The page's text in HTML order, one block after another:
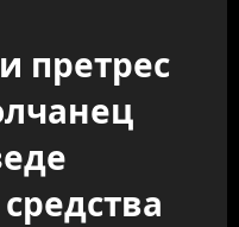
претрес